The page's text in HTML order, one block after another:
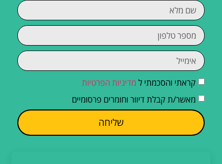
קראתי והסכמתי ל מדיניות הפרטיות
מאשר/ת קבלת דיוור וחומרים פרסומיים
שליחה